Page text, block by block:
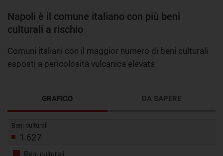
Napoli è il comune italiano con più beni
culturali a rischio
Comuni italiani con il maggior numero di beni culturali
esposti a pericolosità vulcanica elevata
GRAFICO DA SAPERE